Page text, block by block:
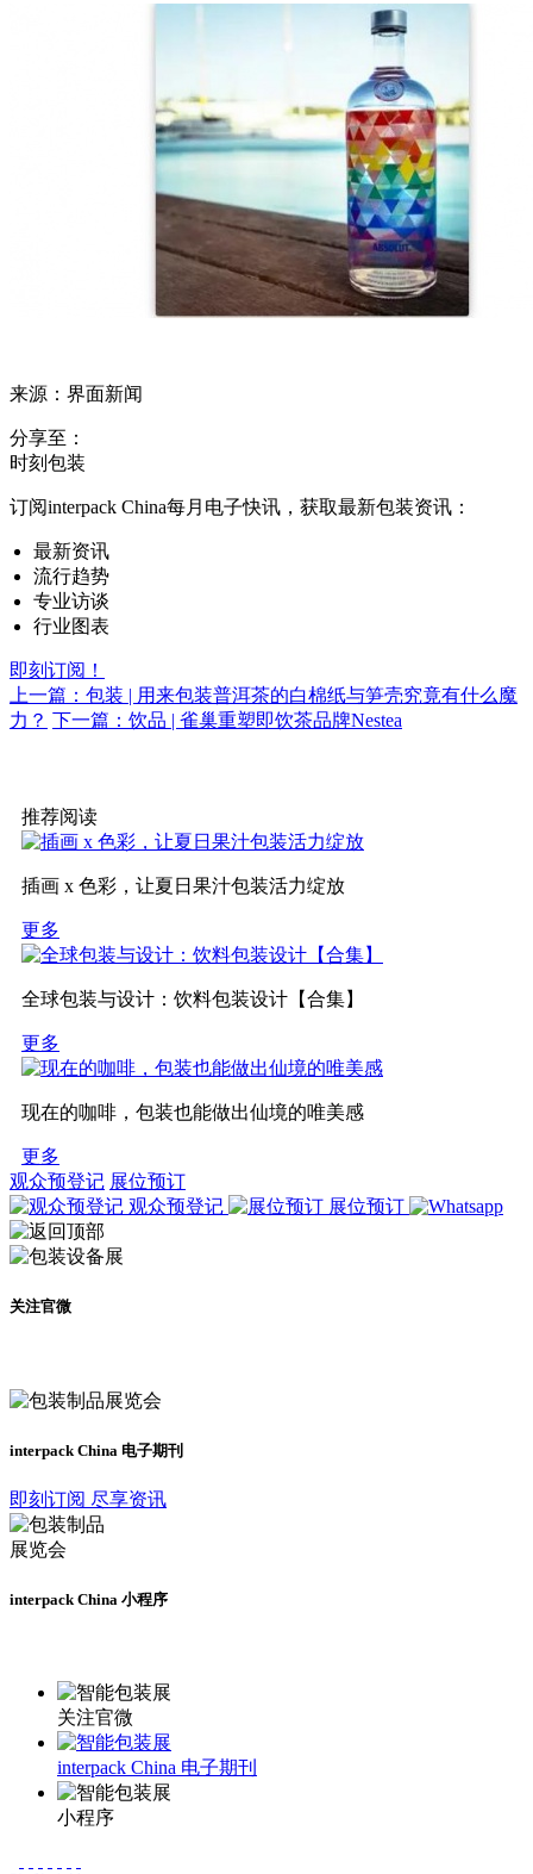
来源：界面新闻
分享至：
时刻包装
订阅interpack China每月电子快讯，获取最新包装资讯：
最新资讯
流行趋势
专业访谈
行业图表
即刻订阅！
上一篇：包装 | 用来包装普洱茶的白棉纸与笋壳究竟有什么魔
力？ 下一篇：饮品 | 雀巢重塑即饮茶品牌Nestea
推荐阅读
插画 x 色彩，让夏日果汁包装活力绽放
更多
全球包装与设计：饮料包装设计【合集】
更多
现在的咖啡，包装也能做出仙境的唯美感
更多
观众预登记 展位预订
观众预登记
展位预订
关注官微
interpack China 电子期刊
即刻订阅 尽享资讯
interpack China 小程序
关注官微
interpack China 电子期刊
小程序